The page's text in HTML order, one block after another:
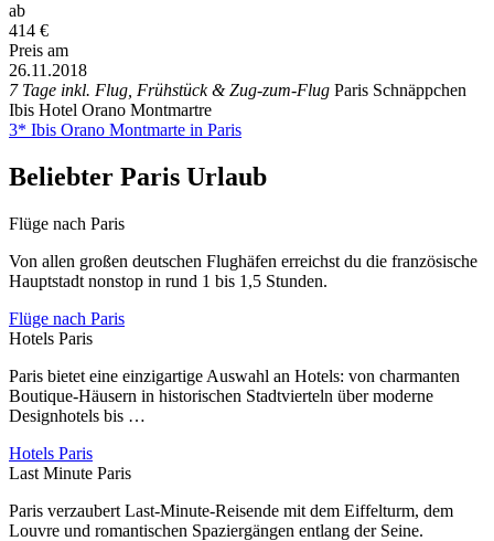
ab
414 €
Preis am
26.11.2018
7 Tage inkl. Flug, Frühstück & Zug-zum-Flug Paris Schnäppchen
Ibis Hotel Orano Montmartre
3* Ibis Orano Montmarte in Paris
Beliebter Paris Urlaub
Flüge nach Paris
Von allen großen deutschen Flughäfen erreichst du die französische
Hauptstadt nonstop in rund 1 bis 1,5 Stunden.
Flüge nach Paris
Hotels Paris
Paris bietet eine einzigartige Auswahl an Hotels: von charmanten
Boutique-Häusern in historischen Stadtvierteln über moderne
Designhotels bis …
Hotels Paris
Last Minute Paris
Paris verzaubert Last-Minute-Reisende mit dem Eiffelturm, dem
Louvre und romantischen Spaziergängen entlang der Seine.